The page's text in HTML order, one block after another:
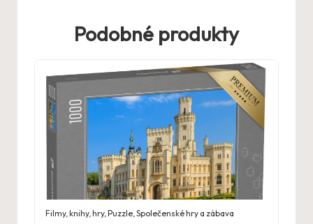
Podobné produkty
Filmy, knihy, hry,Puzzle ,Společenské hry a zábava